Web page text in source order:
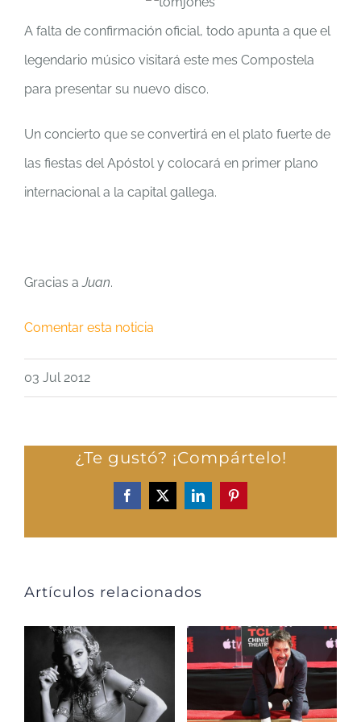
A falta de confirmación oficial, todo apunta a que el
legendario músico visitará este mes Compostela
para presentar su nuevo disco.
Un concierto que se convertirá en el plato fuerte de
las fiestas del Apóstol y colocará en primer plano
internacional a la capital gallega.
Gracias aJuan.
Comentar esta noticia
03 Jul 2012
¿Te gustó? ¡Compártelo!
Facebook
X LinkedInPinterest
Artículos relacionados